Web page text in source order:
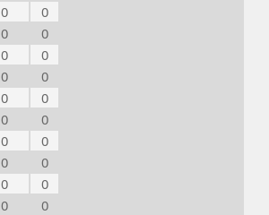
0
0
0
0
0
0
0
0
0
0
0
0
0
0
0
0
0
0
0
0